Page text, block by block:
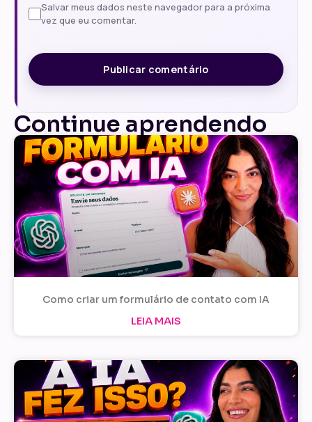
Salvar meus dados neste navegador para a próxima
vez que eu comentar.
Continue aprendendo
Como criar um formulário de contato com IA
LEIA MAIS